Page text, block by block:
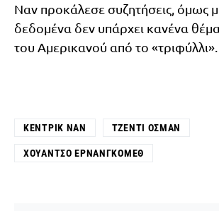
Ναν προκάλεσε συζητήσεις, όμως
δεδομένα δεν υπάρχει κανένα
του Αμερικανού από το «τριφύλλι».
ΚΈΝΤΡΙΚ ΝΑΝ ΤΖΈΝΤΙ ΌΣΜΑΝ
ΧΟΥΆΝΤΣΟ ΕΡΝΑΝΓΚΌΜΕΘ